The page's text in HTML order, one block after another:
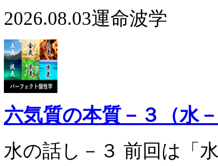
2026.08.03運命波学
六気質の本質－３（水
水の話し－３ 前回は「